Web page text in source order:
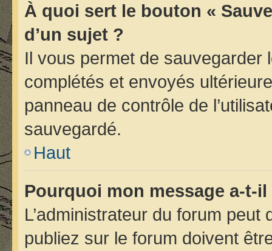
À quoi sert le bouton «
d’un sujet ?
Il vous permet de sauvegarder
complétés et envoyés
panneau de contrôle de
sauvegardé.
Haut
Pourquoi mon message a-t-
L’administrateur du forum
publiez sur le forum doivent